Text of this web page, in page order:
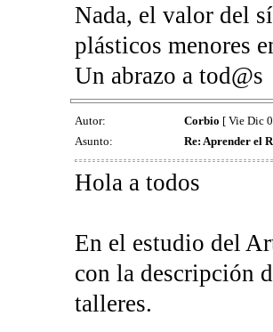
Nada, el valor del
plásticos menores
Un abrazo a tod@s
Autor: Corbio [ Vie Dic
Asunto:
Re: Aprender el
Hola a todos
En el estudio del
con la descripción
talleres.